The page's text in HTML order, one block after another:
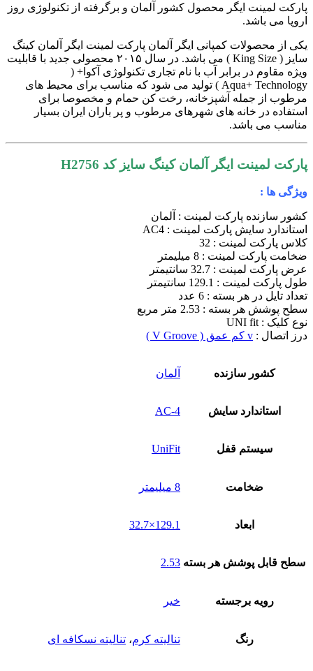
پارکت لمینت ایگر محصول کشور آلمان و برگرفته از تکنولوژی روز
اروپا می باشد.
یکی از محصولات کمپانی ایگر آلمان پارکت لمینت ایگر آلمان کینگ
سایز ( King Size ) می باشد. در سال ۲۰۱۵ محصولی جدید با قابلیت
ویژه مقاوم در برابر آب با نام تجاری تکنولوژی آکوا+ (
Aqua+ Technology ) تولید می شود که مناسب برای محیط های
مرطوب از جمله آشپزخانه، رخت کن حمام و مخصوصا برای
استفاده در خانه های شهرهای مرطوب و پر باران ایران بسیار
مناسب می باشد.
پارکت لمینت ایگر آلمان کینگ سایز کد H2756
ویژگی ها :
کشور سازنده پارکت لمینت : آلمان
استاندارد سایش پارکت لمینت : AC4
کلاس پارکت لمینت : 32
ضخامت پارکت لمینت : 8 میلیمتر
عرض پارکت لمینت : 32.7 سانتیمتر
طول پارکت لمینت : 129.1 سانتیمتر
تعداد تایل در هر بسته : 6 عدد
سطح پوشش هر بسته : 2.53 متر مربع
نوع کلیک : UNI fit
درز اتصال : v کم عمق ( V Groove )
کشور سازنده آلمان
استاندارد سایش AC-4
سیستم قفل UniFit
ضخامت 8 میلیمتر
ابعاد 129.1×32.7
سطح قابل پوشش هر بسته 2.53
رویه برجسته خیر
رنگ تنالیته کرم، تنالیته نسکافه ای